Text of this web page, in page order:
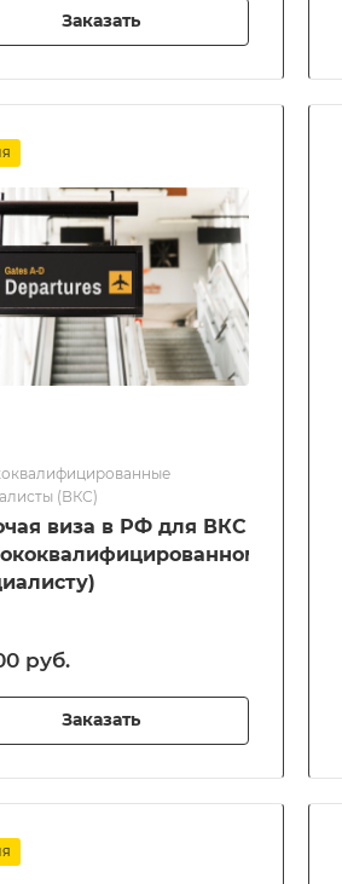
Заказать
(ВКС)
виза в РФ для ВКС
руб.
Заказать